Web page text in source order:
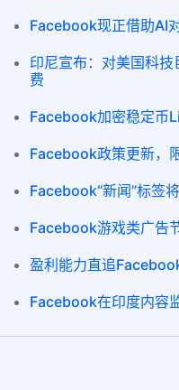
Facebook现正借助AI
印尼宣布：对美国科
费
Facebook加密稳定币
Facebook政策更新，
Facebook“新闻”标签
Facebook游戏类广告
盈利能力直追
Facebook在印度内容